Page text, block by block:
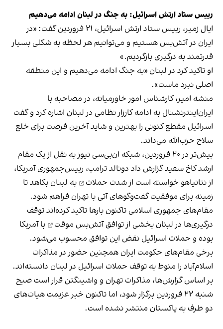
رییس ستاد ارتش اسرائیل: به جنگ در لبنان ادامه می‌دهیم
ایال زمیر، رییس ستاد ارتش اسرائیل، ۲۱ فروردین گفت: «در
ایران در آتش‌بس هستیم و می‌توانیم هر لحظه به شکلی بسیار
قدرتمند به درگیری بازگردیم.»
او تاکید کرد در لبنان «به جنگ ادامه می‌دهیم و این منطقه
اصلی نبرد ماست».
منشه امیر، کارشناس امور خاورمیانه، در مصاحبه با
ایران‌اینترنشنال به ادامه کارزار نظامی در لبنان اشاره کرد و گفت
اسرائیل مقطع کنونی را بهترین و شاید آخرین فرصت برای خلع
سلاح حزب‌الله می‌داند.
پیش‌تر در ۲۰ فروردین، شبکه ان‌بی‌سی نیوز به نقل از یک مقام
ارشد کاخ سفید گزارش داد دونالد ترامپ، رییس‌جمهوری آمریکا،
از نتانیاهو خواسته است از شدت حملات
به لبنان بکاهد تا
زمینه برای موفقیت گفت‎‌وگوهای آتی با تهران فراهم شود.
مقام‌های جمهوری اسلامی تاکنون بارها تاکید کرده‌اند توقف
درگیری‌ها در لبنان بخشی از توافقآتش‌بس موقت
با آمریکا
بوده و حملات اسرائیل نقض این توافق محسوب می‌شود.
برخی مقام‌های حکومت ایران همچنین حضور در مذاکرات
اسلام‌آباد را منوط به توقف حملات اسرائیل در لبنان دانسته‌اند.
بر اساس گزارش‌ها، مذاکرات تهران و واشینگتن قرار است صبح
شنبه ۲۲ فروردین برگزار شود، اما تاکنون خبر عزیمت هیات‌های
دو طرف به پاکستان منتشر نشده است.